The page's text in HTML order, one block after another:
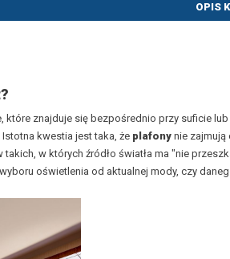
OPIS
które znajduje się bezpośrednio przy suficie lub
kwestia jest taka, że plafonynie zajmują
w których źródło światła ma "nie
oświetlenia od aktualnej mody, czy